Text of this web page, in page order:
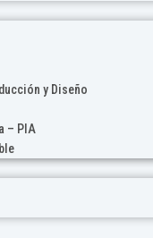
y Diseño
– PIA